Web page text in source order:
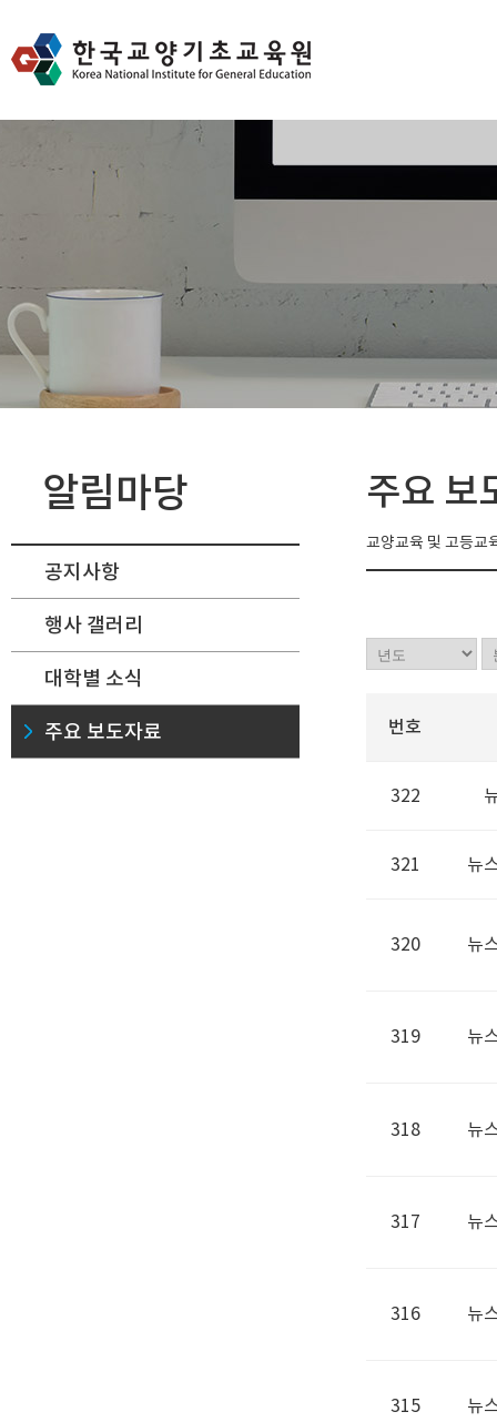
알림마당
공지사항
행사 갤러리
대학별 소식
주요 보도자료
주요 보
교양교육 및 고등교
번호
322
321 뉴
320 뉴
319 뉴
318 뉴
317 뉴
316 뉴
315 뉴